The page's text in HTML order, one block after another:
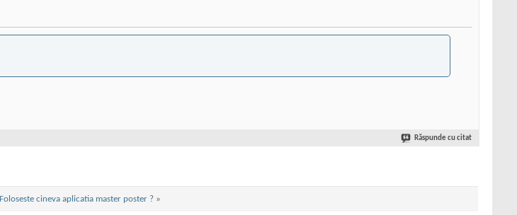
Răspunde cu citat
Foloseste cineva aplicatia master poster ? »